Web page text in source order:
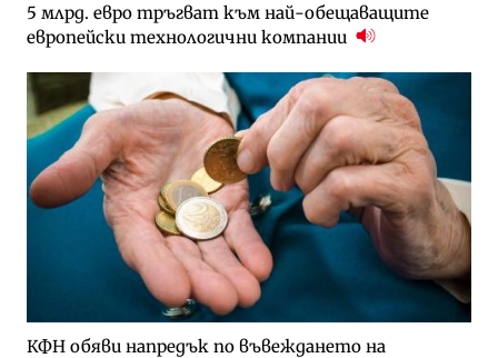
5 млрд. евро тръгват към най-обещаващите
европейски технологични компании
КФН обяви напредък по въвеждането на